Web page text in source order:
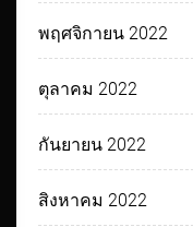
พฤศจิกายน 2022
ตุลาคม 2022
กันยายน 2022
สิงหาคม 2022